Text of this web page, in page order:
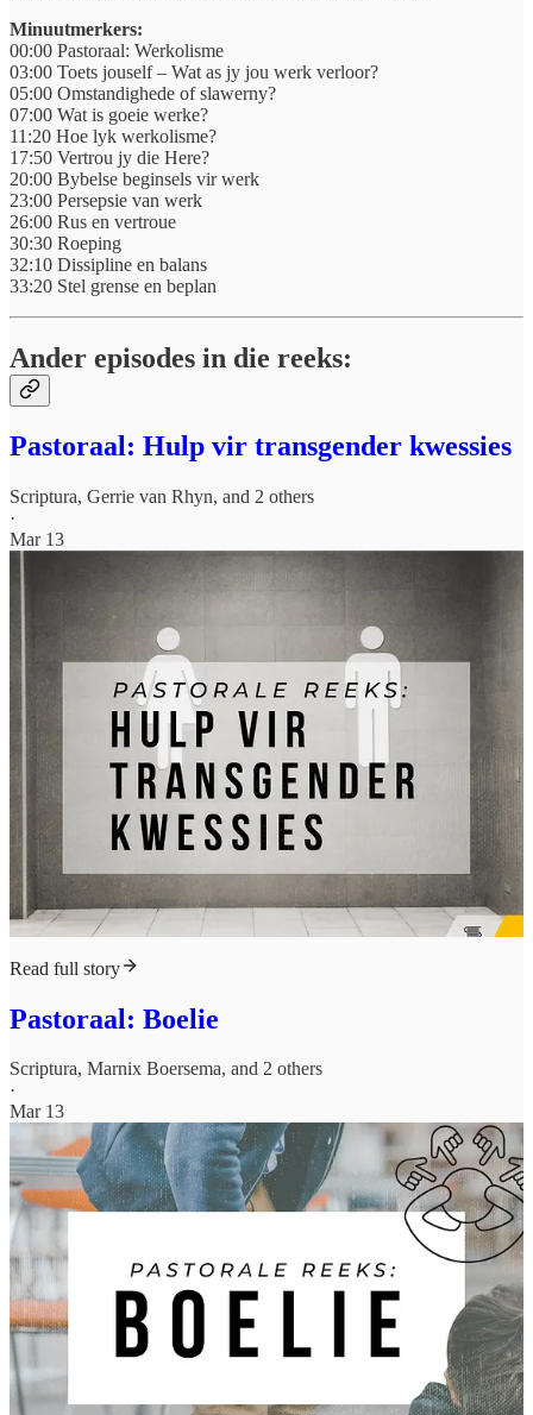
Minuutmerkers:
00:00 Pastoraal: Werkolisme
03:00 Toets jouself – Wat as jy jou werk verloor?
05:00 Omstandighede of slawerny?
07:00 Wat is goeie werke?
11:20 Hoe lyk werkolisme?
17:50 Vertrou jy die Here?
20:00 Bybelse beginsels vir werk
23:00 Persepsie van werk
26:00 Rus en vertroue
30:30 Roeping
32:10 Dissipline en balans
33:20 Stel grense en beplan
Ander episodes in die reeks:
Pastoraal: Hulp vir transgender kwessies
Scriptura, Gerrie van Rhyn, and 2 others
·
Mar 13
Read full story
Pastoraal: Boelie
Scriptura, Marnix Boersema, and 2 others
·
Mar 13